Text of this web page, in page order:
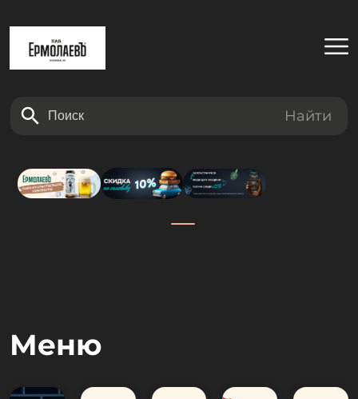
Найти
Меню